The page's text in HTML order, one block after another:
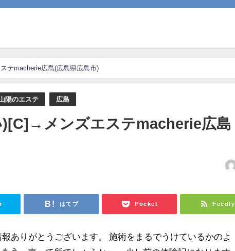
テmacherie広島(広島県広島市)
陽のエステ 広島
)[C]→メンズエステmacherie広島
はてブ Pocket Feedly
ありがとうございます。 施術をまるでうけているかのよ